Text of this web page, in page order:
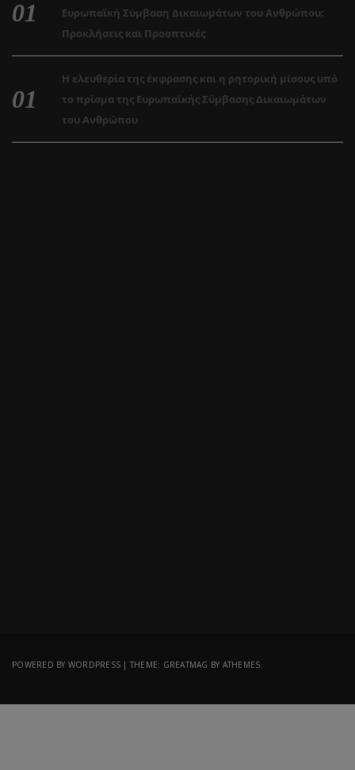
Ευρωπαϊκή Σύμβαση Δικαιωμάτων του Ανθρώπου:
Προκλήσεις και Προοπτικές
Η ελευθερία της έκφρασης και η ρητορική μίσους υπό
το πρίσμα της Ευρωπαϊκής Σύμβασης Δικαιωμάτων
του Ανθρώπου
POWERED BY WORDPRESS | THEME: GREATMAG BY ATHEMES.